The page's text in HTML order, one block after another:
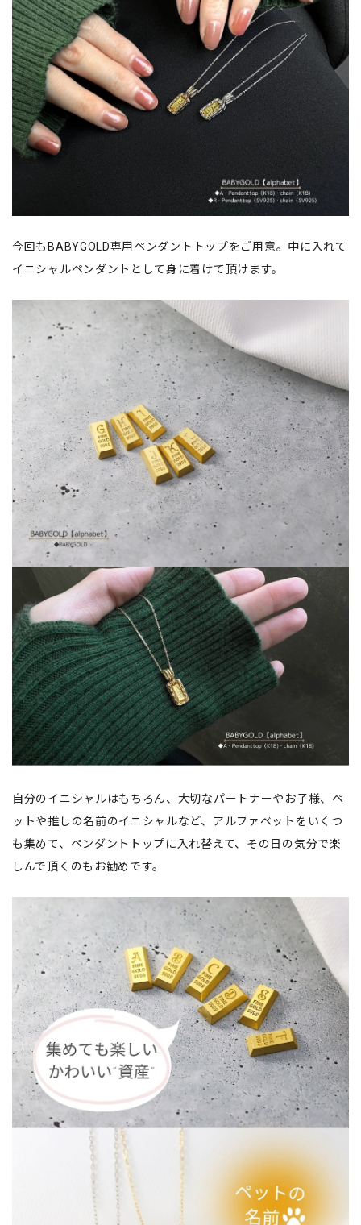
今回もBABYGOLD専用ペンダントトップをご用意。中に入れて
イニシャルペンダントとして身に着けて頂けます。
自分のイニシャルはもちろん、大切なパートナーやお子様、ペ
ットや推しの名前のイニシャルなど、アルファベットをいくつ
も集めて、ペンダントトップに入れ替えて、その日の気分で楽
しんで頂くのもお勧めです。